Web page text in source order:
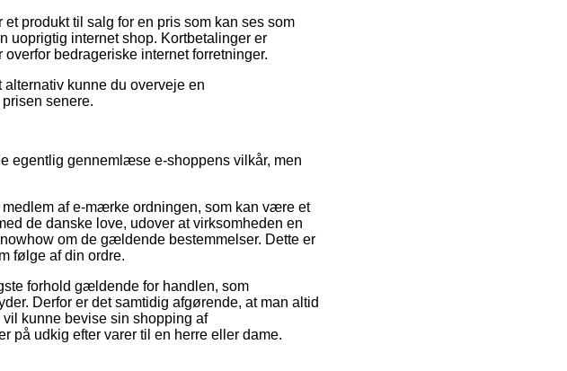
produkt til salg for en pris som kan ses som
uoprigtig internet shop. Kortbetalinger er
bedrageriske internet forretninger.
kunne du overveje en
senere.
egentlig gennemlæse e-shoppens vilkår, men
af e-mærke ordningen, som kan være et
de danske love, udover at virksomheden en
om de gældende bestemmelser. Dette er
følge af din ordre.
forhold gældende for handlen, som
Derfor er det samtidig afgørende, at man altid
kunne bevise sin shopping af
på udkig efter varer til en herre eller dame.